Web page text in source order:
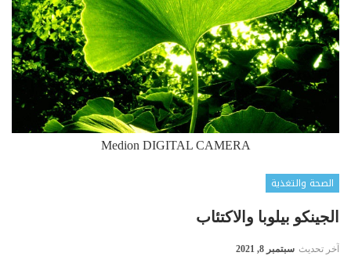
Medion DIGITAL CAMERA
الصحة والتغذية
الجينكو بيلوبا والاكتئاب
آخر تحديث سبتمبر 8, 2021